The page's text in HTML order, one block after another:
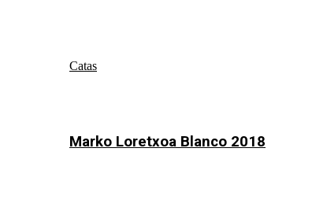
Catas
Marko Loretxoa Blanco 2018